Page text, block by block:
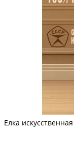
Елка